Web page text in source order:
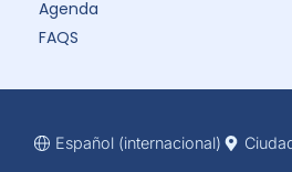
Agenda
FAQS
Español (internacional)